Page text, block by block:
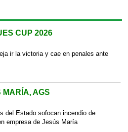
CUP 2026
ir la victoria y cae en penales ante
MARÍA, AGS
del Estado sofocan incendio de
empresa de Jesús María